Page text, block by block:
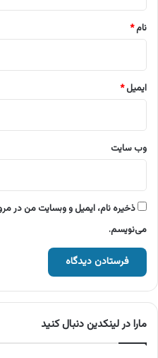
نام*
ایمیل*
وب‌ سایت
ذخیره نام، ایمیل و وبسایت من در
می‌نویسم.
مارا در لینکدین دنبال کنید